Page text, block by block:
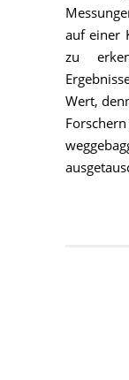
auf einer
zu
Wert,